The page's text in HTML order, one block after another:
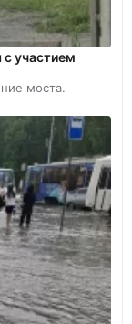
с участием
моста.